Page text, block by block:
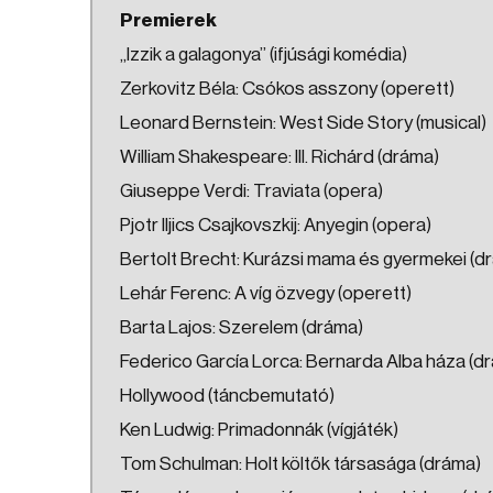
Premierek
„Izzik a galagonya” (ifjúsági komédia)
Zerkovitz Béla: Csókos asszony (operett)
Leonard Bernstein: West Side Story (musical)
William Shakespeare: III. Richárd (dráma)
Giuseppe Verdi: Traviata (opera)
Pjotr Iljics Csajkovszkij: Anyegin (opera)
Bertolt Brecht: Kurázsi mama és gyermekei
Lehár Ferenc: A víg özvegy (operett)
Barta Lajos: Szerelem (dráma)
Federico García Lorca: Bernarda Alba háza
Hollywood (táncbemutató)
Ken Ludwig: Primadonnák (vígjáték)
Tom Schulman: Holt költők társasága (dráma)